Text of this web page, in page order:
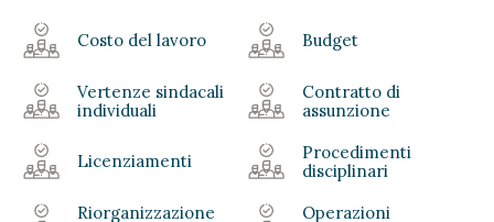
Costo del lavoro Budget
Vertenze sindacali
individuali
Contratto di
assunzione
Licenziamenti
Procedimenti
disciplinari
Riorganizzazione
Operazioni